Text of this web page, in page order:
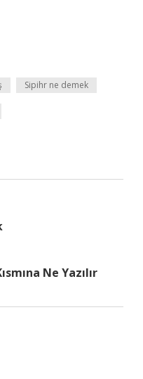
Sipihr ne demek
Ne Yazılır